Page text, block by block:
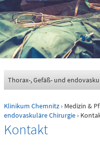
Rettungsdienst
112
Giftnotruf
0361 730730
116117
Psychiatrische
Klinikum Chemnitz › Medizin &
endovaskuläre Chirurgie ›
Kontakt
Thorax-, Gefäß- und